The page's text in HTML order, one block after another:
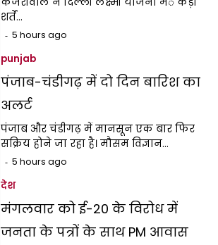
शर्तें…
5 hours ago
punjab
पंजाब-चंडीगढ़ में दो दिन बारिश का
अलर्ट
पंजाब और चंडीगढ़ में मानसून एक बार फिर
सक्रिय होने जा रहा है। मौसम विज्ञान…
5 hours ago
देश
मंगलवार को ई-20 के विरोध में
जनता के पत्रों के साथ PM आवास